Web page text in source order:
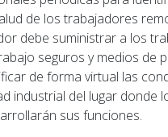
de los trabajadores
debe suministrar a los
seguros y medios de
de forma virtual las
industrial del lugar donde
sus funciones.